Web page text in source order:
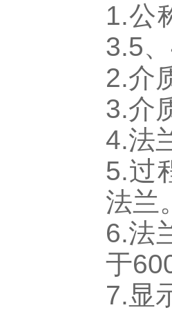
1.公
3.5
2.介
3.介
4.法
5.过
法兰
6.法
于
7.显